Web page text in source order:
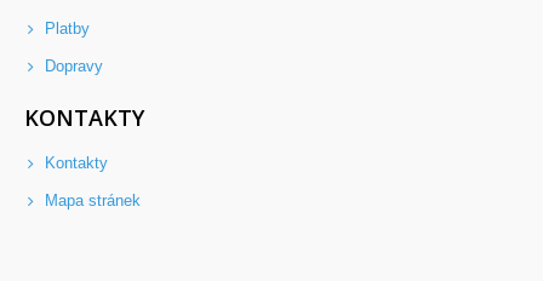
Platby
Dopravy
KONTAKTY
Kontakty
Mapa stránek